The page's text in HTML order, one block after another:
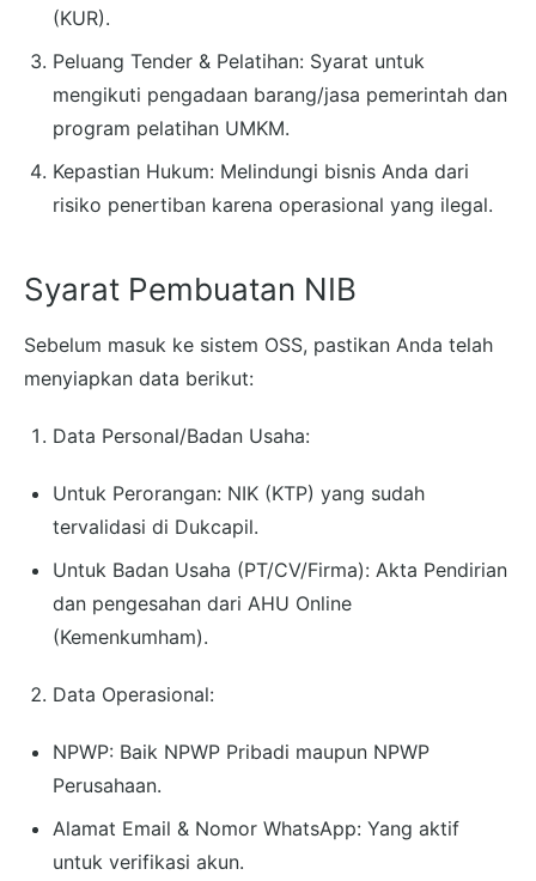
(KUR).
Peluang Tender & Pelatihan: Syarat untuk
mengikuti pengadaan barang/jasa pemerintah dan
program pelatihan UMKM.
Kepastian Hukum: Melindungi bisnis Anda dari
risiko penertiban karena operasional yang ilegal.
Syarat Pembuatan NIB
Sebelum masuk ke sistem OSS, pastikan Anda telah
menyiapkan data berikut:
Data Personal/Badan Usaha:
Untuk Perorangan: NIK (KTP) yang sudah
tervalidasi di Dukcapil.
Untuk Badan Usaha (PT/CV/Firma): Akta Pendirian
dan pengesahan dari AHU Online
(Kemenkumham).
Data Operasional:
NPWP: Baik NPWP Pribadi maupun NPWP
Perusahaan.
Alamat Email & Nomor WhatsApp: Yang aktif
untuk verifikasi akun.